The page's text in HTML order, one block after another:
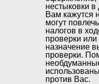
нестыковки в
Вам кажутся
могут
налогов в
проверки
назначение
проверки.
против Вас.